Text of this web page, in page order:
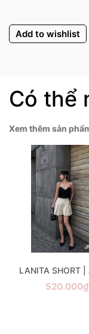
Add to wishlist
Có thể
Xem thêm sản
LANITA SHORT |
520.000₫